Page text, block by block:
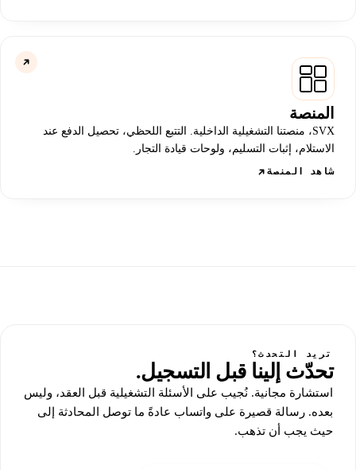
المنصة
SVX، منصتنا التشغيلية الداخلية. التتبع اللحظي، تحصيل الدفع عند
الاستلام، إثبات التسليم، ولوحات قيادة التجار.
شاهد المنصة
تريد التحدث؟
تحدّث إلينا قبل التسجيل.
استشارة مجانية. نُجيب على الأسئلة التشغيلية قبل العقد، وليس
بعده. رسالة قصيرة على واتساب عادةً ما توصل المحادثة إلى
حيث يجب أن تذهب.